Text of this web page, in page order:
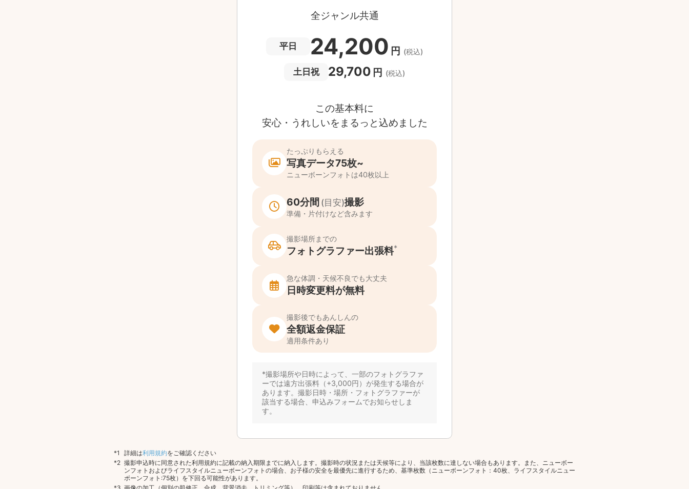
全額返金保証
あります。撮影日時・場所・フォトグラファーが
該当する場合、申込みフォームでお知らせしま
詳細は利用規約をご確認ください
撮影申込時に同意された利用規約に記載の納入期限までに納入します。撮影時の状況または天候等により、当該枚数に達しない場合もあります。また、ニューボー
ンフォトおよびライフスタイルニューボーンフォトの場合、お子様の安全を最優先に進行するため、基準枚数（ニューボーンフォト：40枚、ライフスタイルニュー
ボーンフォト:75枚）を下回る可能性があります。